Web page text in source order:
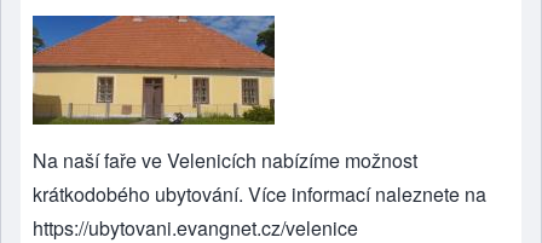
Na naší faře ve Velenicích nabízíme možnost
krátkodobého ubytování. Více informací naleznete na
https://ubytovani.evangnet.cz/velenice